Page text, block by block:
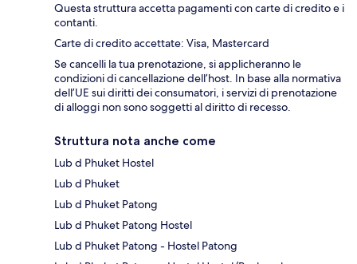
Questa struttura accetta pagamenti con carte di credito e i
contanti.
Carte di credito accettate: Visa, Mastercard
Se cancelli la tua prenotazione, si applicheranno le
condizioni di cancellazione dell’host. In base alla normativa
dell’UE sui diritti dei consumatori, i servizi di prenotazione
di alloggi non sono soggetti al diritto di recesso.
Struttura nota anche come
Lub d Phuket Hostel
Lub d Phuket
Lub d Phuket Patong
Lub d Phuket Patong Hostel
Lub d Phuket Patong - Hostel Patong